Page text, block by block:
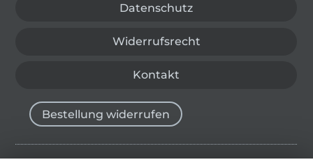
Datenschutz
Widerrufsrecht
Kontakt
Bestellung widerrufen